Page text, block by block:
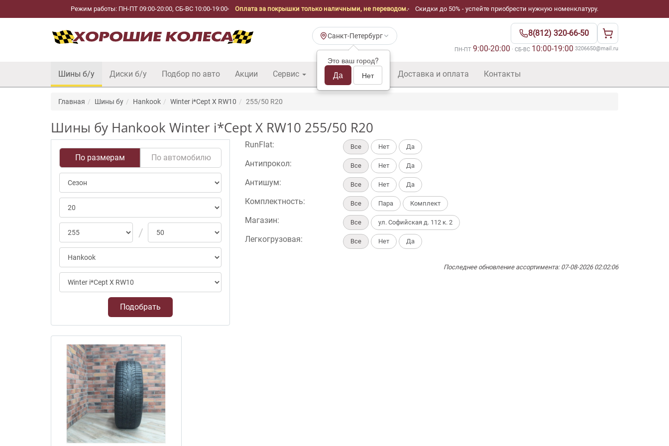
Режим работы: ПН-ПТ 09:00-20:00, СБ-ВС 10:00-19:00 Оплата за покрышки только наличными, не переводом. Скидки до 50% - успейте приобрести нужную номенклатуру.
Санкт-Петербург
Это ваш город?
Да Нет
8(812) 320-66-50
ПН-ПТ 9:00-20:00 · СБ-ВС 10:00-19:00·3206650@mail.ru
Шины б/у Диски б/у Подбор по авто Акции Сервис Шины б/у оптом Доставка и оплата Контакты
Главная Шины бу Hankook Winter i*Cept X RW10 255/50 R20
Шины бу Hankook Winter i*Cept X RW10 255/50 R20
По размерам По автомобилю
Подобрать
RunFlat: Все Нет Да
Антипрокол: Все Нет Да
Антишум: Все Нет Да
Комплектность: Все Пара Комплект
Магазин: Все ул. Софийская д. 112 к. 2
Легкогрузовая: Все Нет Да
Последнее обновление ассортимента: 07-08-2026 02:02:06